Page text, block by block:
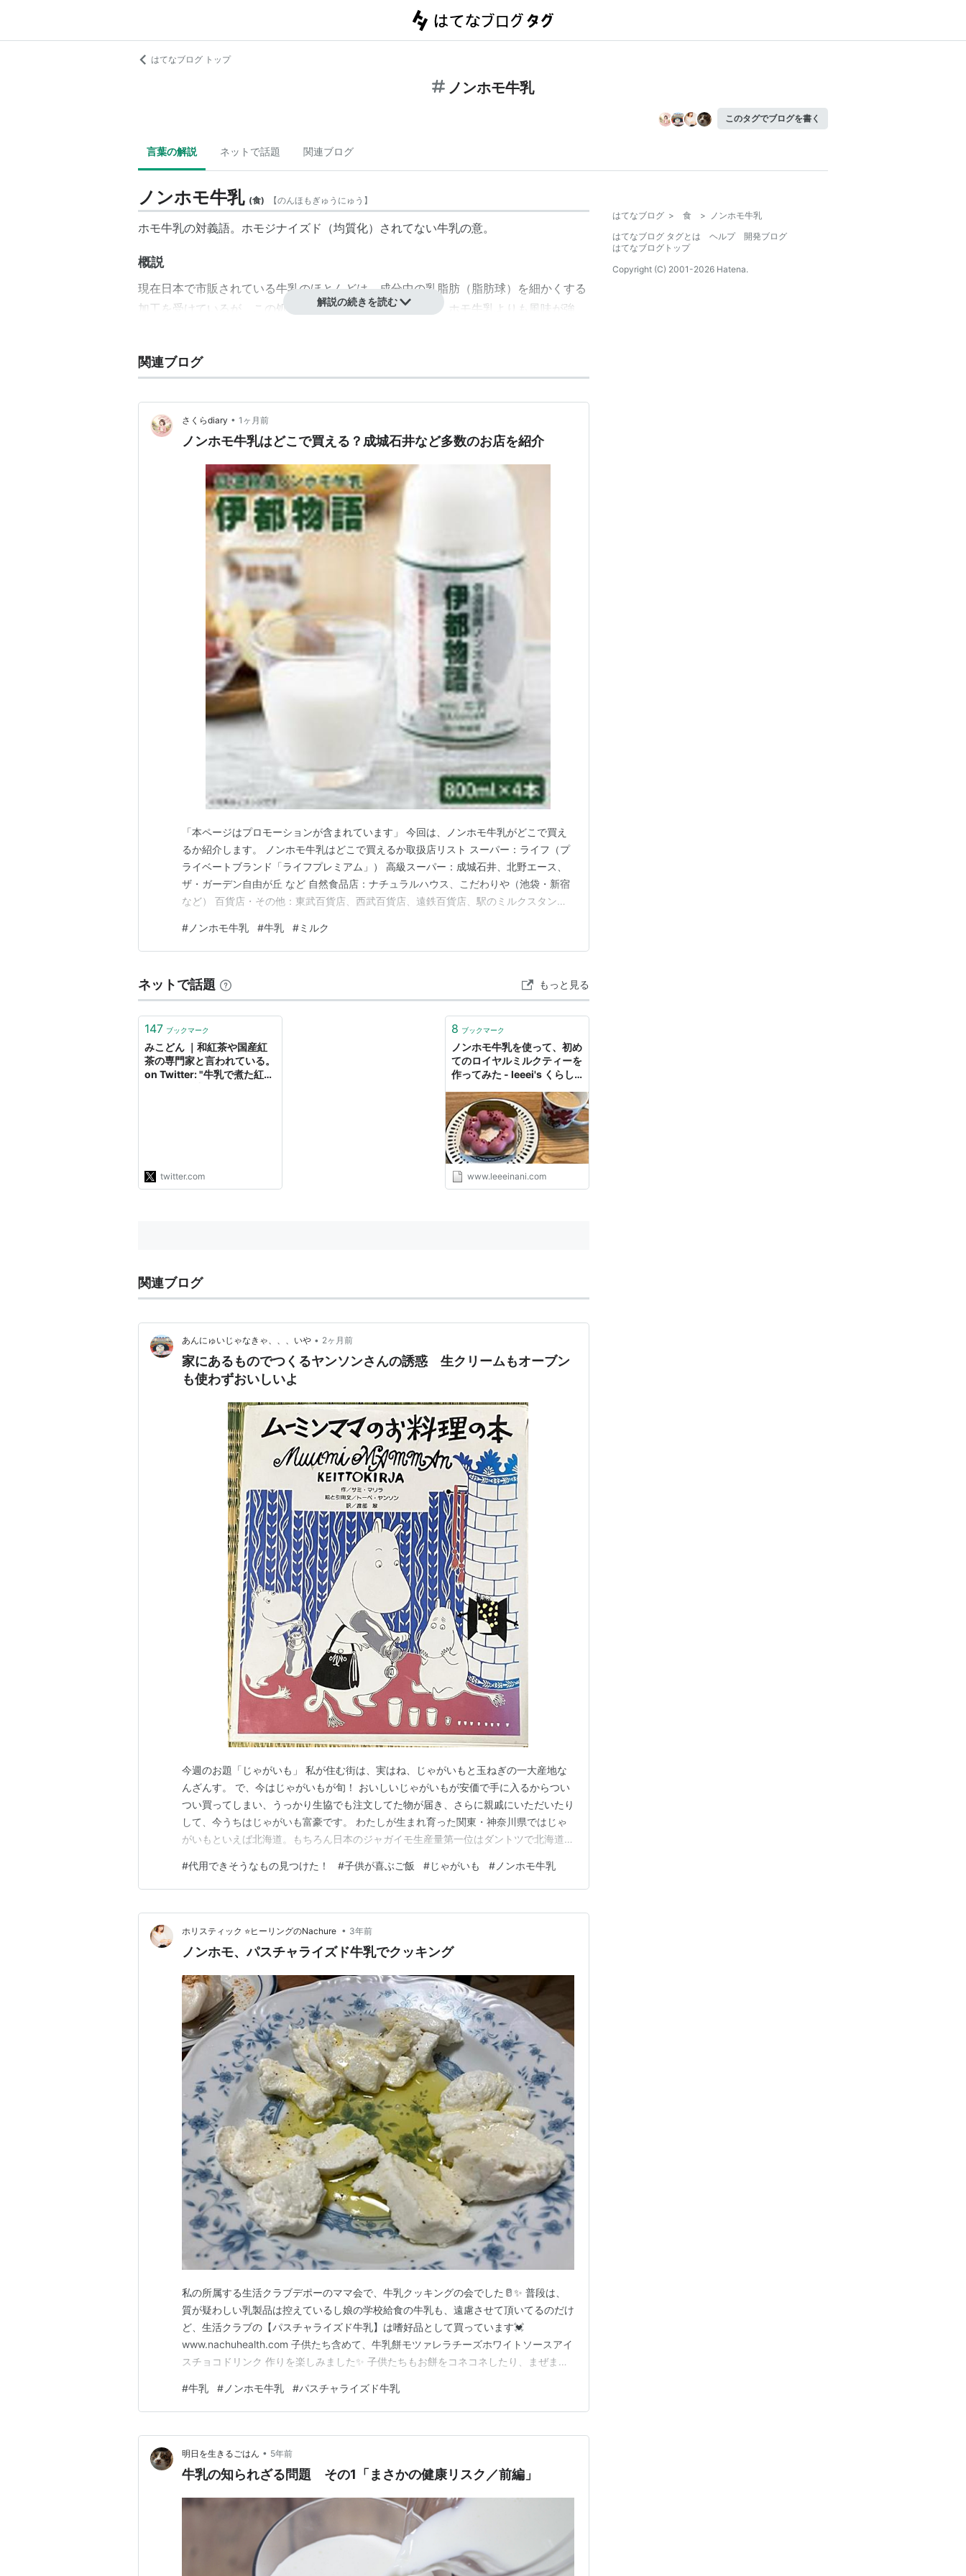
はてなブログ トップ
ノンホモ牛乳
このタグでブログを書く
言葉の解説 ネットで話題 関連ブログ
ノンホモ牛乳 (食) 【のんほもぎゅうにゅう 】
ホモ牛乳の対義語。ホモジナイズド（均質化）されてない牛乳の意。
概説
現在日本で市販されている牛乳のほとんどは、成分中の乳脂肪（脂肪球）を細かくする
加工を受けているが、この処理を行っていない牛乳のこと。ホモ牛乳よりも風味が強
め、日本では流通上敬遠されているといわれる。
するに留まっている。
解説の続きを読む
関連ブログ
さくらdiary • 1ヶ月前
ノンホモ牛乳はどこで買える？成城石井など多数のお店を紹介
「本ページはプロモーションが含まれています」 今回は、ノンホモ牛乳がどこで買え
るか紹介します。 ノンホモ牛乳はどこで買えるか取扱店リスト スーパー：ライフ（プ
ライベートブランド「ライフプレミアム」） 高級スーパー：成城石井、北野エース、
ザ・ガーデン自由が丘 など 自然食品店：ナチュラルハウス、こだわりや（池袋・新宿
など） 百貨店・その他：東武百貨店、西武百貨店、遠鉄百貨店、駅のミルクスタンド
八重洲 通販・宅配サービス：メーカー公式ショップ（木次乳業・よつ葉乳業など）、
楽天市場、Yahoo!ショッピング、各生協のオンラ…
# ノンホモ牛乳 #牛乳 #ミルク
ネットで話題 もっと見る
147 ブックマーク
みこどん ｜和紅茶や国産紅
茶の専門家と言われている。
on Twitter: "牛乳で煮た紅茶
ではちゃんと出た。 違いは
脂肪分の分解均一化。 つま
twitter.com
8 ブックマーク
ノンホモ牛乳を使って、初め
てのロイヤルミルクティーを
作ってみた - leeei's くらし
www.leeeinani.com
関連ブログ
あんにゅいじゃなきゃ、、、いや • 2ヶ月前
家にあるものでつくるヤンソンさんの誘惑 生クリームもオーブン
も使わずおいしいよ
今週のお題「じゃがいも」 私が住む街は、実はね、じゃがいもと玉ねぎの一大産地な
んざんす。 で、今はじゃがいもが旬！ おいしいじゃがいもが安価で手に入るからつい
つい買ってしまい、うっかり生協でも注文してた物が届き、さらに親戚にいただいたり
して、今うちはじゃがいも富豪です。 わたしが生まれ育った関東・神奈川県ではじゃ
がいもといえば北海道。もちろん日本のジャガイモ生産量第一位はダントツで北海道
れば一面ジャガイモ畑が広がります。ジャガイモの丘があります。 まさか日本第二位
とは知らなんだ！ びっくりするくらいおいしいの！去年…
#代用できそうなもの見つけた！ #子供が喜ぶご飯 #じゃがいも #ノンホモ牛乳
ホリスティック ⭐️ヒーリングのNachure • 3年前
ノンホモ、パスチャライズド牛乳でクッキング
私の所属する生活クラブデポーのママ会で、牛乳クッキングの会でした🥛✨ 普段は、
質が疑わしい乳製品は控えているし娘の学校給食の牛乳も、遠慮させて頂いてるのだけ
ど、生活クラブの【パスチャライズド牛乳】は嗜好品として買っています💓
www.nachuhealth.com 子供たち含めて、牛乳餅モツァレラチーズホワイトソースアイ
スチョコドリンク 作りを楽しみました✨ 子供たちもお餅をコネコネしたり、まぜまぜ
ソース作りでは レンチンメニューだったので 磁性鍋も持参して活躍しましたよー✨ 子
どもたちのパワフルさと、善き菌と共…
#牛乳 # ノンホモ牛乳 #パスチャライズド牛乳
明日を生きるごはん • 5年前
牛乳の知られざる問題 その1「まさかの健康リスク／前編」
はてなブログ > 食 > ノンホモ牛乳
はてなブログ タグとは
ヘルプ
開発ブログ
はてなブログトップ
Copyright (C) 2001-2026 Hatena.